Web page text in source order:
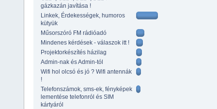
gázkazán javítása !
Linkek, Érdekességek, humoros
kütyük
Műsorszóró FM rádióadó
Mindenes kérdések - válaszok itt !
Projektorkészítés házilag
Admin-nak és Admin-tól
Wifi hol olcsó és jó ? Wifi antennák
!
Telefonszámok, sms-ek, fényképek
lementése telefonról és SIM
kártyáról